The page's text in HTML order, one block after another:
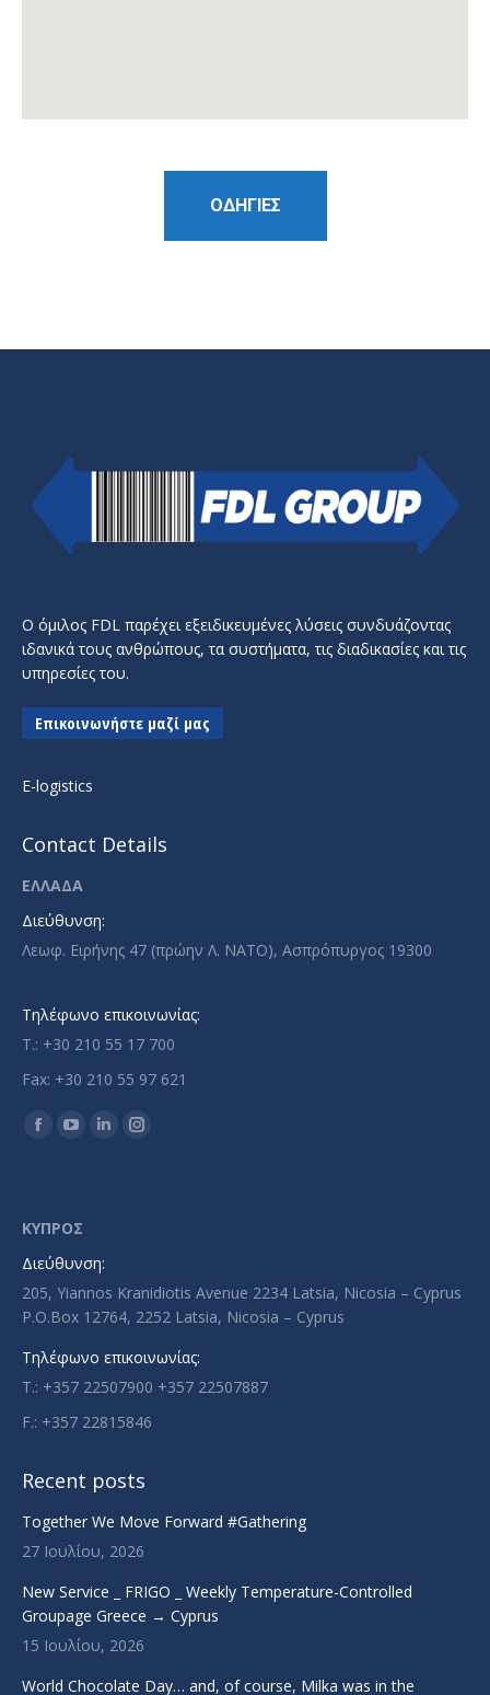
ΟΔΗΓΙΕΣ
Ο όμιλος FDL παρέχει εξειδικευμένες λύσεις συνδυάζοντας
ιδανικά τους ανθρώπους, τα συστήματα, τις διαδικασίες και τις
υπηρεσίες του.
Επικοινωνήστε μαζί μας
E-logistics
Contact Details
ΕΛΛΑΔΑ
Διεύθυνση:
Λεωφ. Ειρήνης 47 (πρώην Λ. ΝΑΤΟ), Ασπρόπυργος 19300
Τηλέφωνο επικοινωνίας:
T.: +30 210 55 17 700
Fax: +30 210 55 97 621
Find us on:
Facebook
in
new
YouTube
in
window
LinkedinInstagram
ΚΥΠΡΟΣ
Διεύθυνση:
205, Yiannos Kranidiotis Avenue 2234 Latsia, Nicosia – Cyprus
P.O.Box 12764, 2252 Latsia, Nicosia – Cyprus
Τηλέφωνο επικοινωνίας:
T.: +357 22507900 +357 22507887
F.: +357 22815846
Recent posts
Together We Move Forward #Gathering
27 Ιουλίου, 2026
New Service _ FRIGO _ Weekly Temperature-Controlled
Groupage Greece → Cyprus
15 Ιουλίου, 2026
World Chocolate Day… and, of course, Milka was in the